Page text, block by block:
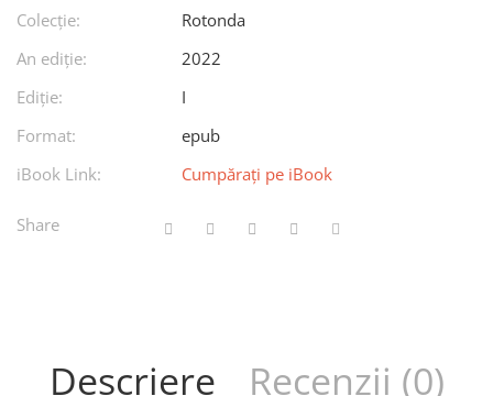
Colecție:
Rotonda
An ediţie:
2022
Ediţie:
I
Format:
epub
iBook Link:
Cumpărați pe iBook
Share
Descriere Recenzii (0)